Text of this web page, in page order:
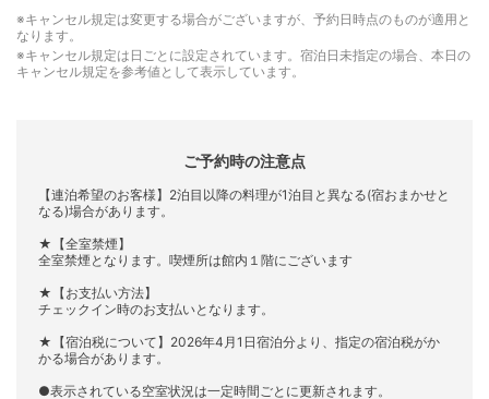
※キャンセル規定は変更する場合がございますが、予約日時点のものが適用と
なります。
※キャンセル規定は日ごとに設定されています。宿泊日未指定の場合、本日の
キャンセル規定を参考値として表示しています。
ご予約時の注意点
【連泊希望のお客様】2泊目以降の料理が1泊目と異なる(宿おまかせと
なる)場合があります。
★【全室禁煙】
全室禁煙となります。喫煙所は館内１階にございます
★【お支払い方法】
チェックイン時のお支払いとなります。
★【宿泊税について】2026年4月1日宿泊分より、指定の宿泊税がか
かる場合があります。
●表示されている空室状況は一定時間ごとに更新されます。